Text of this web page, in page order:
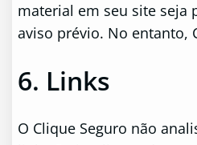
material em seu site seja
aviso prévio. No entanto,
6. Links
O Clique Seguro não